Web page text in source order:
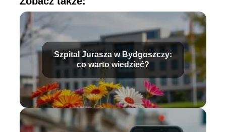
Szpital Jurasza w Bydgoszczy:
co warto wiedzieć?